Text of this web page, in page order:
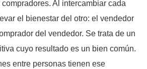
Al intercambiar cada
el bienestar del otro: el vendedor
del vendedor. Se trata de un
cuyo resultado es un bien común.
entre personas tienen ese